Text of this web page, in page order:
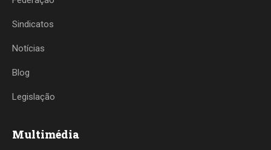
Sindicatos
Notícias
Blog
Legislação
Multimédia